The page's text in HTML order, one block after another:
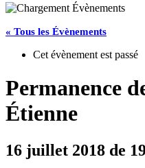
« Tous les Évènements
Cet évènement est passé
Permanence
Étienne
16 juillet 2018 de